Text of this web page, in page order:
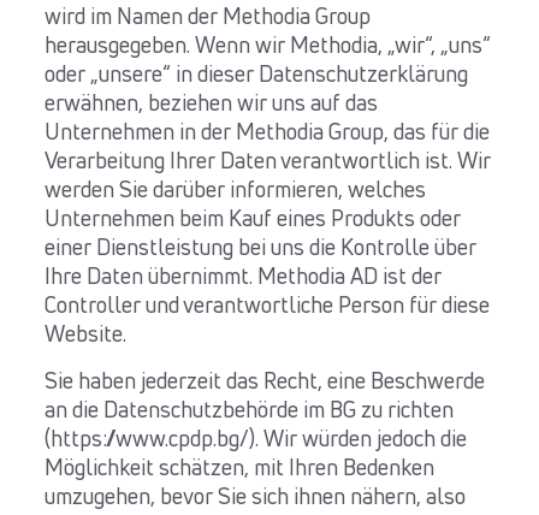
wird im Namen der Methodia Group
herausgegeben. Wenn wir Methodia, „wir“, „uns“
oder „unsere“ in dieser Datenschutzerklärung
erwähnen, beziehen wir uns auf das
Unternehmen in der Methodia Group, das für die
Verarbeitung Ihrer Daten verantwortlich ist. Wir
werden Sie darüber informieren, welches
Unternehmen beim Kauf eines Produkts oder
einer Dienstleistung bei uns die Kontrolle über
Ihre Daten übernimmt. Methodia AD ist der
Controller und verantwortliche Person für diese
Website.
Sie haben jederzeit das Recht, eine Beschwerde
an die Datenschutzbehörde im BG zu richten
(https://www.cpdp.bg/). Wir würden jedoch die
Möglichkeit schätzen, mit Ihren Bedenken
umzugehen, bevor Sie sich ihnen nähern, also